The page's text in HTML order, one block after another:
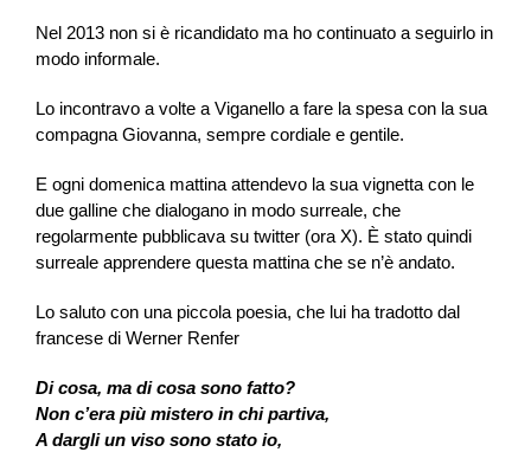
Nel 2013 non si è ricandidato ma ho continuato a seguirlo in
modo informale.
Lo incontravo a volte a Viganello a fare la spesa con la sua
compagna Giovanna, sempre cordiale e gentile.
E ogni domenica mattina attendevo la sua vignetta con le
due galline che dialogano in modo surreale, che
regolarmente pubblicava su twitter (ora X). È stato quindi
surreale apprendere questa mattina che se n’è andato.
Lo saluto con una piccola poesia, che lui ha tradotto dal
francese di Werner Renfer
Di cosa, ma di cosa sono fatto?
Non c’era più mistero in chi partiva,
A dargli un viso sono stato io,